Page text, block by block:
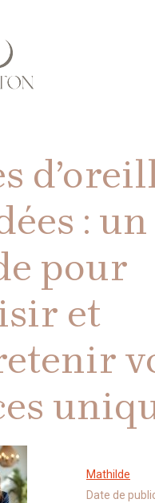
: un
pour
et
Mathilde
Date de